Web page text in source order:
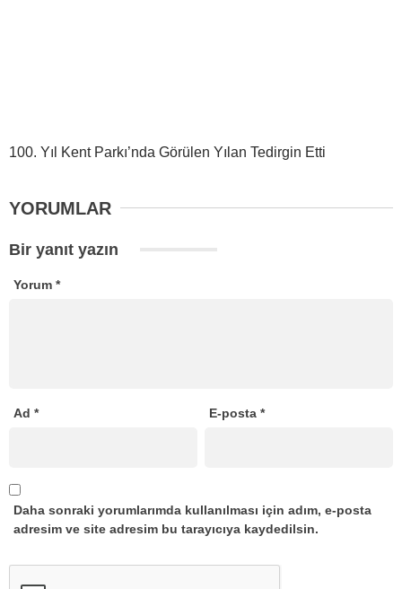
100. Yıl Kent Parkı’nda Görülen Yılan Tedirgin Etti
YORUMLAR
Bir yanıt yazın
Yorum *
Ad * E-posta*
Daha sonraki yorumlarımda kullanılması için adım, e-posta
adresim ve site adresim bu tarayıcıya kaydedilsin.